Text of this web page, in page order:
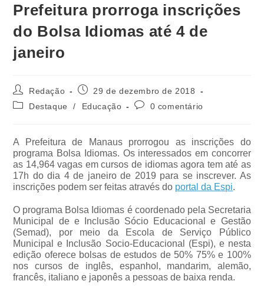
Prefeitura prorroga inscrições
do Bolsa Idiomas até 4 de
janeiro
Redação
29 de dezembro de 2018
Destaque
/ Educação 0 comentário
A Prefeitura de Manaus prorrogou as inscrições do
programa Bolsa Idiomas. Os interessados em concorrer
as 14,964 vagas em cursos de idiomas agora tem até as
17h do dia 4 de janeiro de 2019 para se inscrever. As
inscrições podem ser feitas através do portal da Espi.
O programa Bolsa Idiomas é coordenado pela Secretaria
Municipal de e Inclusão Sócio Educacional e Gestão
(Semad), por meio da Escola de Serviço Público
Municipal e Inclusão Socio-Educacional (Espi), e nesta
edição oferece bolsas de estudos de 50% 75% e 100%
nos cursos de inglês, espanhol, mandarim, alemão,
francês, italiano e japonês a pessoas de baixa renda.